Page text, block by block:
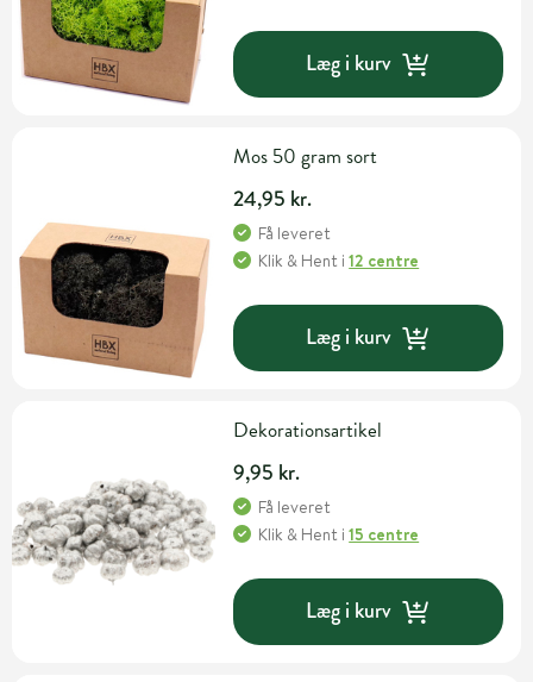
Læg i kurv
Mos 50 gram sort
24,95 kr.
Få leveret
Klik & Hent i12 centre
Læg i kurv
Dekorationsartikel
9,95 kr.
Få leveret
Klik & Hent i15 centre
Læg i kurv